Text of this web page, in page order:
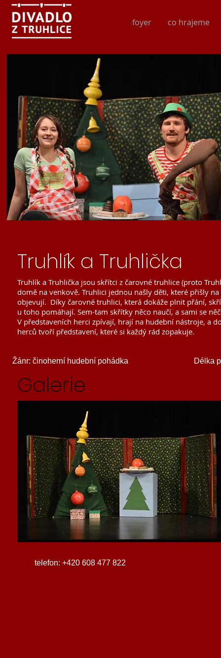
foyer co hrajeme
Truhlík a Truhlička jsou skřítci z čarovné truhlice (proto
domě na venkově. Truhlici jednou našly děti, které přišly
objevují. Díky čarovné truhlici, která dokáže plnit přání,
u toho pomáhají. Sem-tam skřítky něco naučí, a sami se
V představeních herci zpívají, hrají na hudební nástroje, a
herců tvoří představení, které si každý rád zopakuje.
Truhlík a Truhlička
Žánr: činoherní hudební pohádka Délka
Galerie
telefon: +420 608 477 822